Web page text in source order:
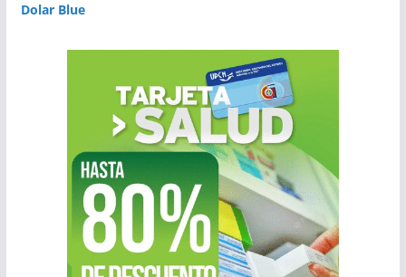
Dolar Blue